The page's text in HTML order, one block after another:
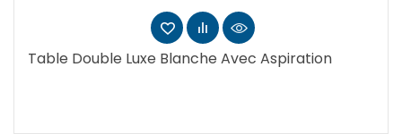
Table Double Luxe Blanche Avec Aspiration